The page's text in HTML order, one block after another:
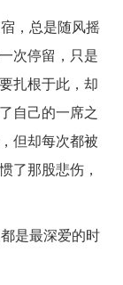
，总是随风摇
次停留，只是
扎根于此，却
自己的一席之
但却每次都被
了那股悲伤，
是最深爱的时